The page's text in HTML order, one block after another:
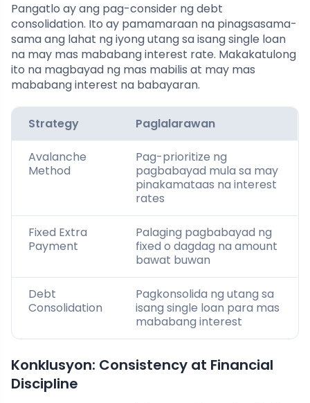
Pangatlo ay ang pag-consider ng debt
consolidation. Ito ay pamamaraan na pinagsasama-
sama ang lahat ng iyong utang sa isang single loan
na may mas mababang interest rate. Makakatulong
ito na magbayad ng mas mabilis at may mas
mababang interest na babayaran.
Strategy Paglalarawan
Avalanche
Method
Pag-prioritize ng
pagbabayad mula sa may
pinakamataas na interest
rates
Fixed Extra
Payment
Palaging pagbabayad ng
fixed o dagdag na amount
bawat buwan
Debt
Consolidation
Pagkonsolida ng utang sa
isang single loan para mas
mababang interest
Konklusyon: Consistency at Financial
Discipline